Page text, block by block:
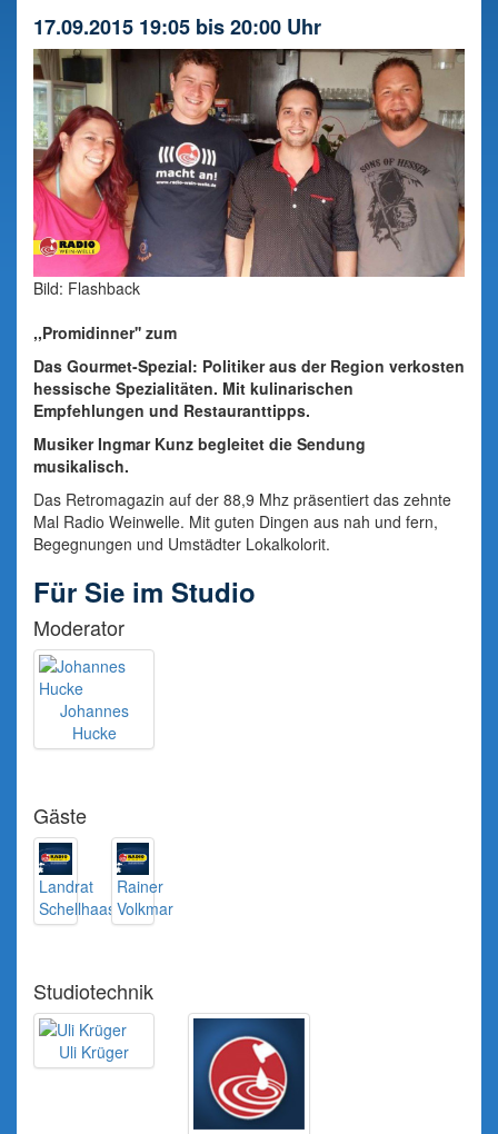
17.09.2015 19:05 bis 20:00 Uhr
Bild: Flashback
,,Promidinner'' zum
Das Gourmet-Spezial: Politiker aus der Region verkosten
hessische Spezialitäten. Mit kulinarischen
Empfehlungen und Restauranttipps.
Musiker Ingmar Kunz begleitet die Sendung
musikalisch.
Das Retromagazin auf der 88,9 Mhz präsentiert das zehnte
Mal Radio Weinwelle. Mit guten Dingen aus nah und fern,
Begegnungen und Umstädter Lokalkolorit.
Für Sie im Studio
Moderator
Johannes
Hucke
Gäste
Landrat
Schellhaas
Rainer
Volkmar
Studiotechnik
Uli Krüger